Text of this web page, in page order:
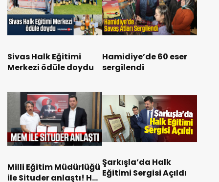
Sivas Halk Eğitimi
Merkezi ödüle doydu
Hamidiye’de 60 eser
sergilendi
Milli Eğitim Müdürlüğü
ile Situder anlaştı! Her
Şarkışla’da Halk
Eğitimi Sergisi Açıldı